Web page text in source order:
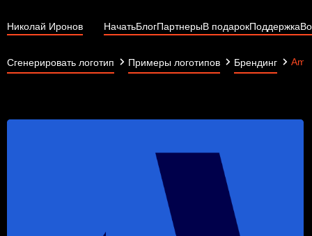
Николай Иронов НачатьБлогПартнерыВ подарокПоддержка
Сгенерировать логотип Примеры логотипов Брендинг